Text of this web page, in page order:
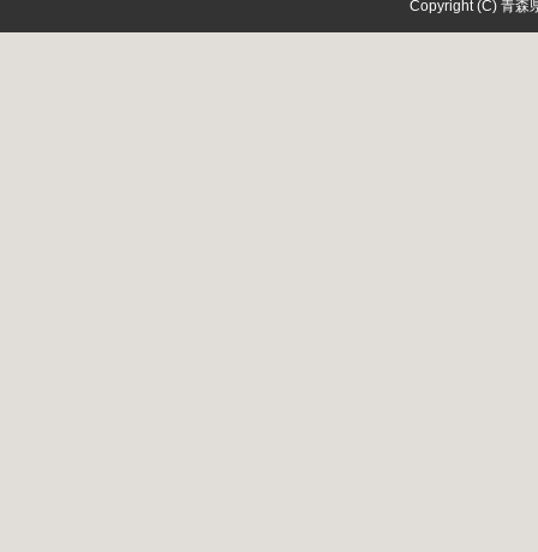
Copyright (C) 青森